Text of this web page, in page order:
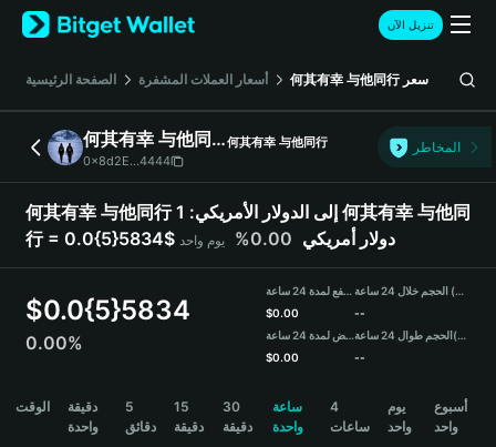
English
日本語
Русский
Español (Latinoamérica)
Türkçe
Français
Deutsch
简体中文
Português (Portugal)
Bahasa Indonesia
বাংলা
تنزيل الآن
الصفحة الرئيسية أسعار العملات المشفرة 何其有幸 与他同行 سعر
何其有幸 与他同行何其有幸 与他同行
0x8d2E...4444
المخاطر
何其有幸 与他同行 إلى الدولار الأمريكي: 1 何其有幸 与他同
行 = 0.0{5}5834$ دولار أمريكي 0.00% يوم واحد
$0.0{5}5834
0.00%
مرتفع لمدة 24 ساعة
$0.00
منخفض لمدة 24 ساعة
$0.00
الحجم خلال 24 ساعة (何其有幸 与他同行)
--
الحجم طوال 24 ساعة(USDT)
--
الوقت
دقيقة
واحدة
5
دقائق
15
دقيقة
30
دقيقة
ساعة
واحدة
4
ساعات
يوم
واحد
أسبوع
واحد